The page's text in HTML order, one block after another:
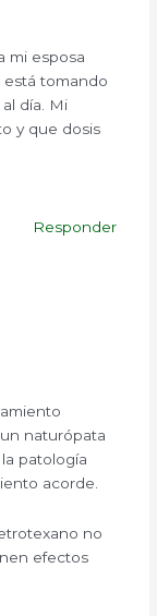
mi esposa
está tomando
día. Mi
y que dosis
Responder
naturópata
patología
acorde.
no
efectos